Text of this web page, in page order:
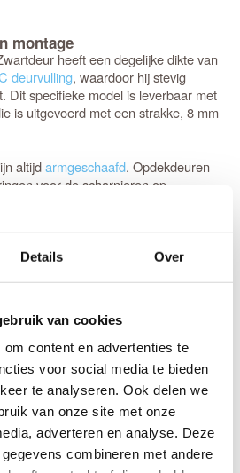
Details Over
van cookies
content en advertenties te
voor social media te bieden
te analyseren. Ook delen we
van onze site met onze
adverteren en analyse. Deze
combineren met andere
montage
heeft een degelijke dikte van
deurvulling, waardoor hij stevig
Dit specifieke model is leverbaar met
is uitgevoerd met een strakke, 8 mm
altijdarmgeschaafd. Opdekdeuren
voor de scharnieren op
in zowel een stompe als
standaardmaat of afwijkende
dekeuze tussen links en rechts
binnendeur compleet
Dan is het handig om een
mee te bestellen. De speciaal
wel in de krozingen in het kozijn,
(zonder nieuwe